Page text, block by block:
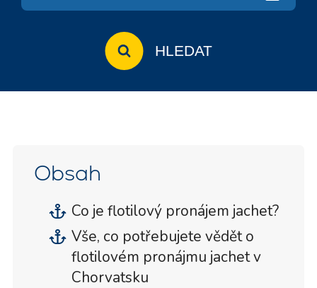
HLEDAT
Obsah
Co je flotilový pronájem jachet?
Vše, co potřebujete vědět o
flotilovém pronájmu jachet v
Chorvatsku